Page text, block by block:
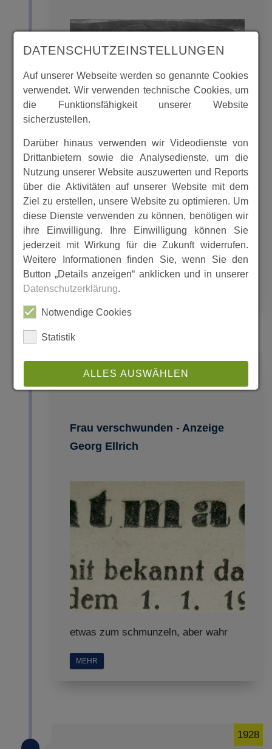
Bei den Bildern handelt es sich um
Schulungsmaterialen der ehem.
Deutschen Wehrmacht, welche zu
Schulungszwecken im Jahre 1942
verwandt und in diesem Jahr durch
des Reichsluftfahrtsministerium
freigeg
MEHR
Frau verschwunden - Anzeige
Georg Ellrich
1933
etwas zum schmunzeln, aber wahr
MEHR
1928
DATENSCHUTZEINSTELLUNGEN
Auf unserer Webseite werden so genannte Cookies
verwendet. Wir verwenden technische Cookies, um
die Funktionsfähigkeit unserer Website
sicherzustellen.
Darüber hinaus verwenden wir Videodienste von
Drittanbietern sowie die Analysedienste, um die
Nutzung unserer Website auszuwerten und Reports
über die Aktivitäten auf unserer Website mit dem
Ziel zu erstellen, unsere Website zu optimieren. Um
diese Dienste verwenden zu können, benötigen wir
ihre Einwilligung. Ihre Einwilligung können Sie
jederzeit mit Wirkung für die Zukunft widerrufen.
Weitere Informationen finden Sie, wenn Sie den
Button „Details anzeigen“ anklicken und in unserer
Datenschutzerklärung.
Notwendige Cookies
Statistik
ALLES AUSWÄHLEN
Impressum